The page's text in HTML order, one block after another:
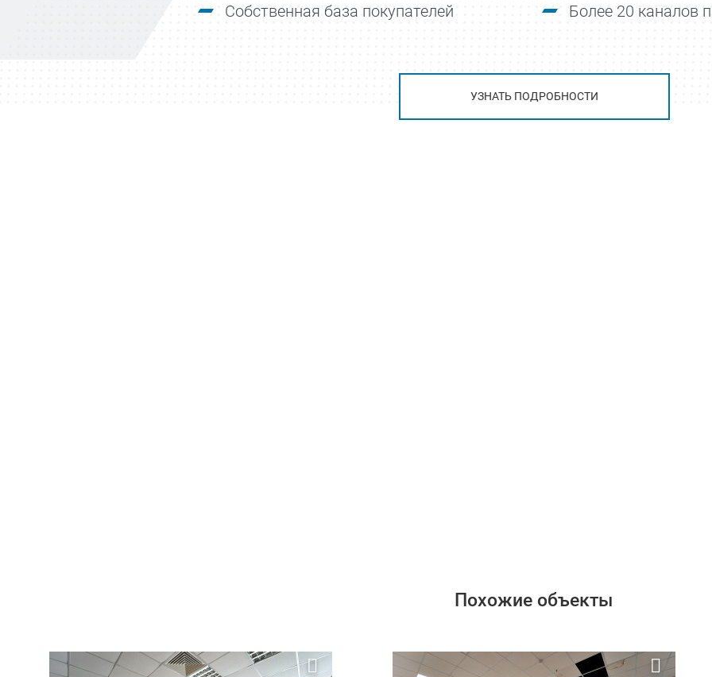
Собственная база покупателей Более 20 каналов
УЗНАТЬ ПОДРОБНОСТИ
Похожие объекты